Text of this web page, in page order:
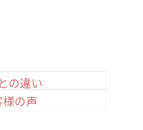
のお約束
の違い
様の声